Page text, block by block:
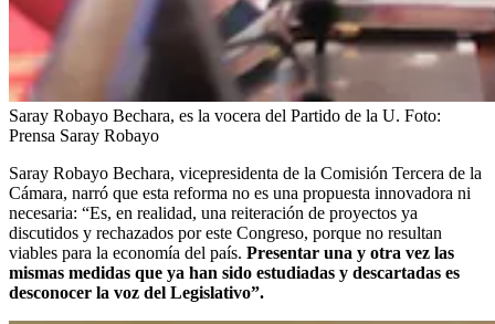
Saray Robayo Bechara, es la vocera del Partido de la U. Foto:
Prensa Saray Robayo
Saray Robayo Bechara, vicepresidenta de la Comisión Tercera de la
Cámara, narró que esta reforma no es una propuesta innovadora ni
necesaria: “Es, en realidad, una reiteración de proyectos ya
discutidos y rechazados por este Congreso, porque no resultan
viables para la economía del país. Presentar una y otra vez las
mismas medidas que ya han sido estudiadas y descartadas es
desconocer la voz del Legislativo”.